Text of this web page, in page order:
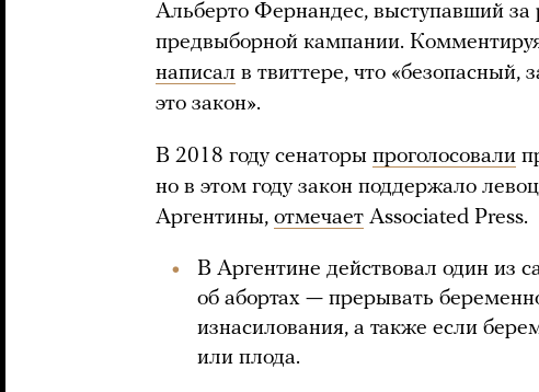
Альберто Фернандес, выступавший за
предвыборной кампании.
написал в твиттере, что
это закон».
В 2018 году сенаторы проголосовали
но в этом году закон поддержало
Аргентины, отмечает Associated Press.
В Аргентине действовал один из
об абортах — прерывать
изнасилования, а также если
или плода.